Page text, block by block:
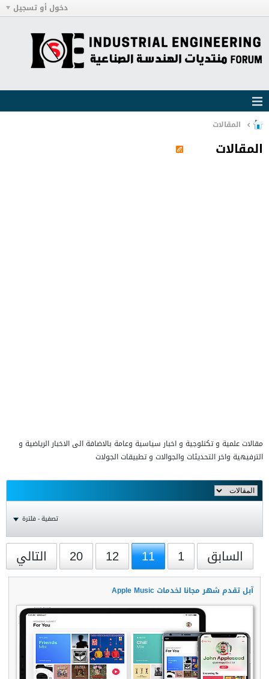
دخول أو تسجيل
المقالات
المقالات
مقالات علمية و تكنلوجية و اخبار سياسية وعامة بالاضافة الى الاخبار الرياضية و
الترفيهية واخر التحديثات والجوالات و تطبيقات الجولات
تصفية - فلترة
السابق 1
11
12
20 التالي
آبل تقدم شهر مجانا لخدمات Apple Music